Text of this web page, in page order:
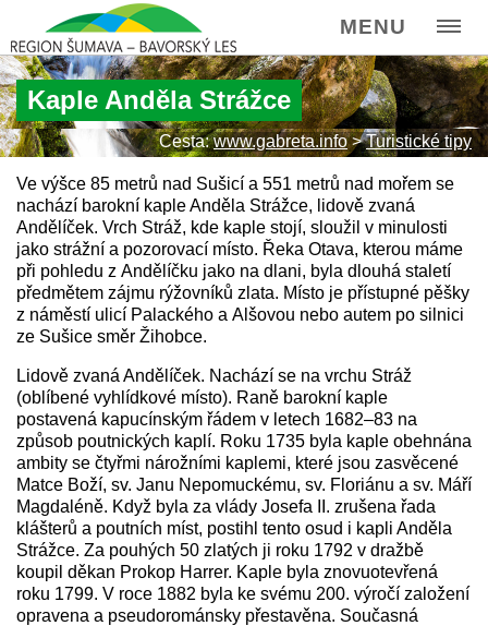
MENU
Kaple Anděla Strážce
Cesta:www.gabreta.info>Turistické tipy
Ve výšce 85 metrů nad Sušicí a 551 metrů nad mořem se
nachází barokní kaple Anděla Strážce, lidově zvaná
Andělíček. Vrch Stráž, kde kaple stojí, sloužil v minulosti
jako strážní a pozorovací místo. Řeka Otava, kterou máme
při pohledu z Andělíčku jako na dlani, byla dlouhá staletí
předmětem zájmu rýžovníků zlata. Místo je přístupné pěšky
z náměstí ulicí Palackého a Alšovou nebo autem po silnici
ze Sušice směr Žihobce.
Lidově zvaná Andělíček. Nachází se na vrchu Stráž
(oblíbené vyhlídkové místo). Raně barokní kaple
postavená kapucínským řádem v letech 1682–83 na
způsob poutnických kaplí. Roku 1735 byla kaple obehnána
ambity se čtyřmi nárožními kaplemi, které jsou zasvěcené
Matce Boží, sv. Janu Nepomuckému, sv. Floriánu a sv. Máří
Magdaléně. Když byla za vlády Josefa II. zrušena řada
klášterů a poutních míst, postihl tento osud i kapli Anděla
Strážce. Za pouhých 50 zlatých ji roku 1792 v dražbě
koupil děkan Prokop Harrer. Kaple byla znovuotevřená
roku 1799. V roce 1882 byla ke svému 200. výročí založení
opravena a pseudorománsky přestavěna. Současná